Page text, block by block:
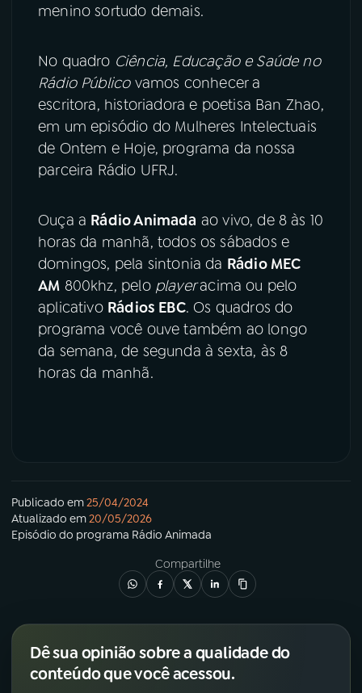
menino sortudo demais.
No quadro Ciência, Educação e Saúde no
Rádio Públicovamos conhecer a
escritora, historiadora e poetisa Ban Zhao,
em um episódio do Mulheres Intelectuais
de Ontem e Hoje, programa da nossa
parceira Rádio UFRJ.
Ouça a Rádio Animada ao vivo, de 8 às 10
horas da manhã, todos os sábados e
domingos, pela sintonia da Rádio MEC
AM 800khz, pelo playeracima ou pelo
aplicativo Rádios EBC. Os quadros do
programa você ouve também ao longo
da semana, de segunda à sexta, às 8
horas da manhã.
Publicado em25/04/2024
Atualizado em20/05/2026
Episódio do programa Rádio Animada
Compartilhe
Dê sua opinião sobre a qualidade do
conteúdo que você acessou.